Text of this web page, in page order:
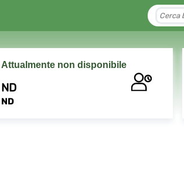
Attualmente non disponibile
ND
ND